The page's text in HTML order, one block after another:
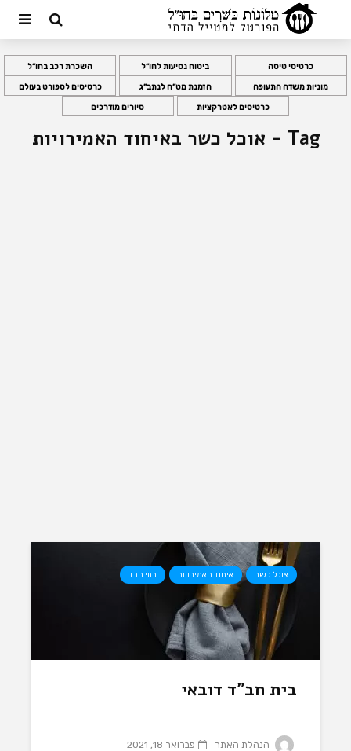
כרטיסי טיסה ביטוח נסיעות לחו”ל השכרת רכב בחו”ל
מוניות משדה התעופה הזמנת מט”ח לנתב”ג כרטיסים לספורט בעולם
כרטיסים לאטרקציות סיורים מודרכים
Tag - אוכל כשר באיחוד האמירויות
אוכל כשר איחוד האמירויות בתי חבד
בית חב”ד דובאי
הנהלת האתר פברואר 18, 2021